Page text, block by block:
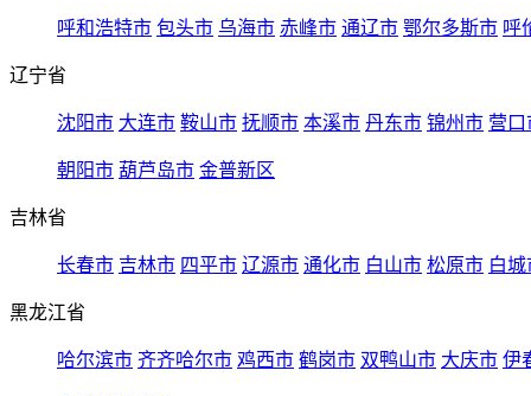
呼和浩特市 包头市 乌海市 赤峰市 通辽市 鄂尔多斯市 呼
辽宁省
沈阳市 大连市 鞍山市 抚顺市 本溪市 丹东市 锦州市 营口
朝阳市 葫芦岛市 金普新区
吉林省
长春市 吉林市 四平市 辽源市 通化市 白山市 松原市 白城
黑龙江省
哈尔滨市 齐齐哈尔市 鸡西市 鹤岗市 双鸭山市 大庆市 伊